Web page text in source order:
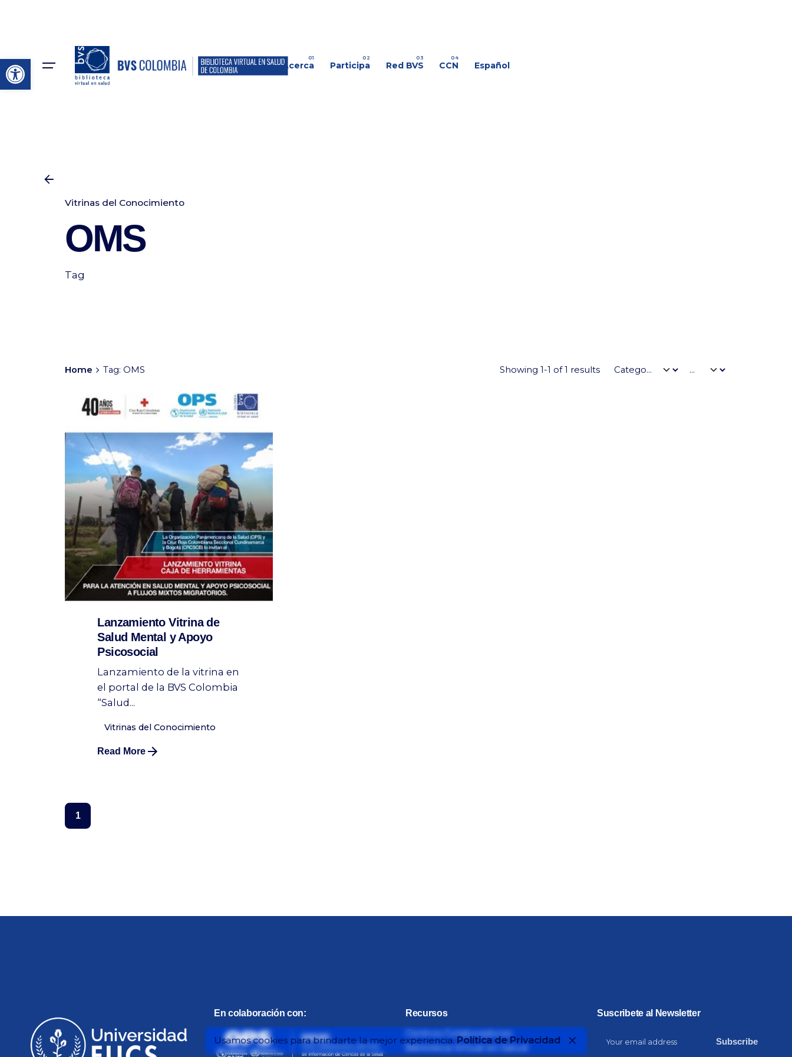
Abrir barra de herramientas Acerca Participa Red BVS CCN Español
Vitrinas del Conocimiento
OMS
Tag
Home Tag: OMS Showing 1-1 of 1 results
Lanzamiento Vitrina de
Salud Mental y Apoyo
Psicosocial
Lanzamiento de la vitrina en
el portal de la BVS Colombia
“Salud...
Vitrinas del Conocimiento
Read More
1
En colaboración con: Recursos
Centros Colaboradores
Biblioteca Virtual en Salud
Suscribete al Newsletter
Subscribe
Usamos cookies para brindarte la mejor experiencia.Política de Privacidad